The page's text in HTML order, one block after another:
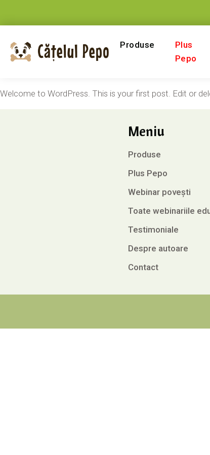
Produse
Plus
Pepo
Welcome to WordPress. This is your first post. Edit or
Meniu
Produse
Plus Pepo
Webinar povești
Toate webinariile
Testimoniale
Despre autoare
Contact